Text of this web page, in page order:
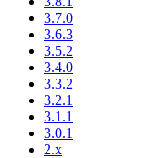
3.7.0
3.6.3
3.5.2
3.4.0
3.3.2
3.2.1
3.1.1
3.0.1
2.x